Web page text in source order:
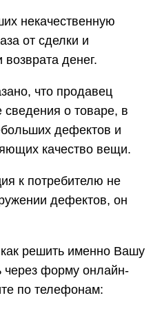
некачественную
от сделки и
денег.
что продавец
о товаре, в
дефектов и
качество вещи.
к потребителю не
дефектов, он
решить именно Вашу
через форму онлайн-
по телефонам: